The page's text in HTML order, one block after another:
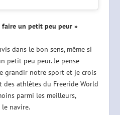
faire un petit peu peur »
dans le bon sens, même si
petit peu peur. Je pense
grandir notre sport et je crois
des athlètes du Freeride World
parmi les meilleurs,
navire.